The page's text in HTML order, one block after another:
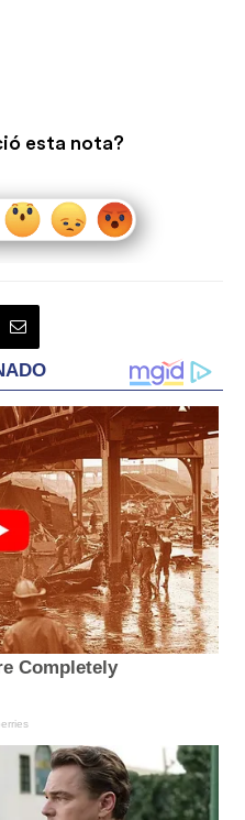
esta nota?